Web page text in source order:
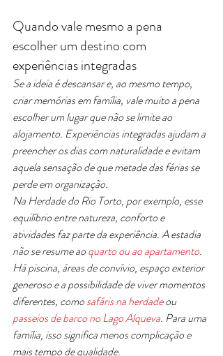
Quando vale mesmo a pena
escolher um destino com
experiências integradas
Se a ideia é descansar e, ao mesmo tempo,
criar memórias em família, vale muito a pena
escolher um lugar que não se limite ao
alojamento. Experiências integradas ajudam a
preencher os dias com naturalidade e evitam
aquela sensação de que metade das férias se
perde em organização.
Na Herdade do Rio Torto, por exemplo, esse
equilíbrio entre natureza, conforto e
atividades faz parte da experiência. A estadia
não se resume ao quarto ou ao apartamento.
Há piscina, áreas de convívio, espaço exterior
generoso e a possibilidade de viver momentos
diferentes, como safáris na herdade ou
passeios de barco no Lago Alqueva. Para uma
família, isso significa menos complicação e
mais tempo de qualidade.